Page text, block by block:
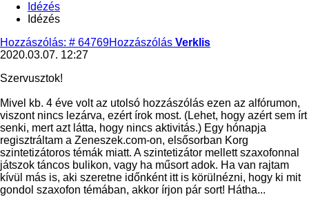
Idézés
Idézés
Hozzászólás: # 64769Hozzászólás Verklis
2020.03.07. 12:27
Szervusztok!
Mivel kb. 4 éve volt az utolsó hozzászólás ezen az alfórumon,
viszont nincs lezárva, ezért írok most. (Lehet, hogy azért sem írt
senki, mert azt látta, hogy nincs aktivitás.) Egy hónapja
regisztráltam a Zeneszek.com-on, elsősorban Korg
szintetizátoros témák miatt. A szintetizátor mellett szaxofonnal
játszok táncos bulikon, vagy ha műsort adok. Ha van rajtam
kívül más is, aki szeretne időnként itt is körülnézni, hogy ki mit
gondol szaxofon témában, akkor írjon pár sort! Hátha...